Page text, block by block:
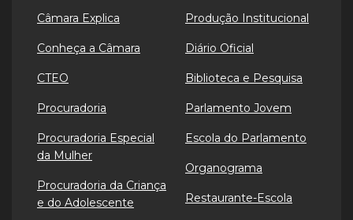
Câmara Explica
Conheça a Câmara
CTEO
Procuradoria
Procuradoria Especial
da Mulher
Procuradoria da Criança
e do Adolescente
Produção Institucional
Diário Oficial
Biblioteca e Pesquisa
Parlamento Jovem
Escola do Parlamento
Organograma
Restaurante-Escola